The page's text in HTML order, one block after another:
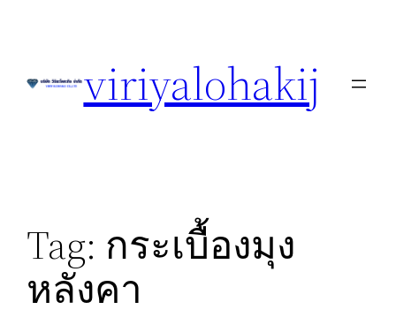
viriyalohakij
Tag: กระเบื้องมุง
หลังคา